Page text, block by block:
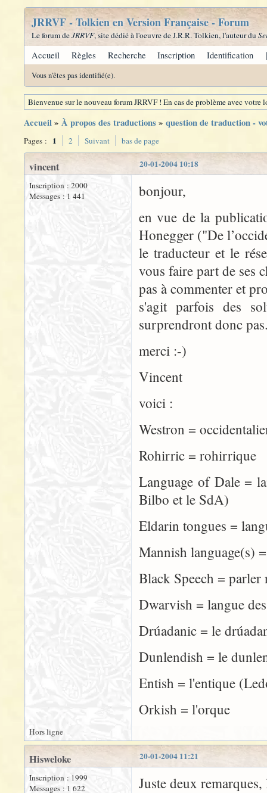
JRRVF - Tolkien en Version Française - Forum
Le forum deJRRVF, site dédié à l'oeuvre de J.R.R. Tolkien, l'auteur du
Accueil Règles Recherche Inscription Identification
Vous n'êtes pas identifié(e).
Bienvenue sur le nouveau forum JRRVF ! En cas de problème avec
Accueil» À propos des traductions» question de traduction -
Pages : 1 2 Suivant bas de page
20-01-2004 10:18
vincent
Inscription : 2000
Messages : 1 441
bonjour,
en vue de la
Honegger ("De
le traducteur et le
vous faire part de ses
pas à commenter et
s'agit parfois des
surprendront donc
merci :-)
Vincent
voici :
Westron =
Rohirric = rohirrique
Language of Dale
Bilbo et le SdA)
Eldarin tongues =
Mannish language(s)
Black Speech = parler
Dwarvish = langue
Drúadanic = le
Dunlendish = le
Entish = l'entique
Orkish = l'orque
Hors ligne
20-01-2004 11:21
Hisweloke
Inscription : 1999
Messages : 1 622
Juste deux